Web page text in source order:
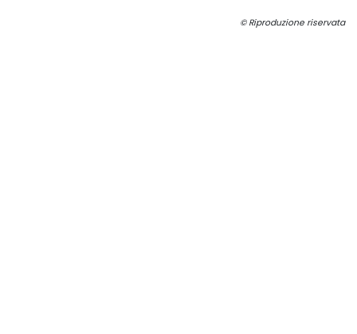
© Riproduzione riservata